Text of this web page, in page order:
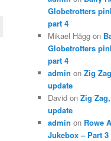
Globetrotters
part 4
Mikael Hägg on
Globetrotters
part 4
admin on Zig
update
David on Zig
update
admin on Rowe
Jukebox – Part 3